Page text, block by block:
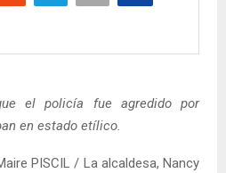
el policía fue agredido por
en estado etílico.
PISCIL / La alcaldesa, Nancy